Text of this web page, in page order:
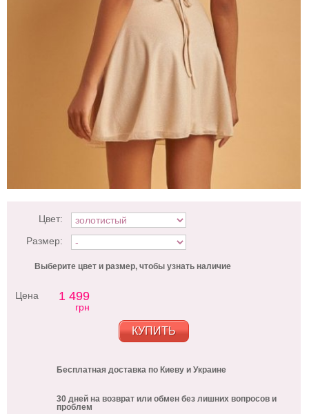
Цвет:
Размер:
Выберите цвет и размер, чтобы узнать наличие
Цена 1 499
грн
КУПИТЬ
Бесплатная доставка по Киеву и Украине
30 дней на возврат или обмен без лишних вопросов и
проблем